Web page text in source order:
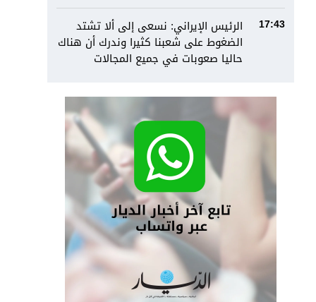
17:43
الرئيس الإيراني: نسعى إلى ألا تشتد
الضغوط على شعبنا كثيرا وندرك أن هناك
حاليا صعوبات في جميع المجالات